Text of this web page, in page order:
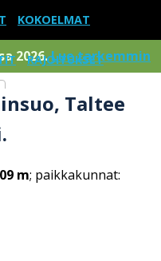
KOKOELMAT
RAJOITUKSET
2026.Lue tarkemmin
Taltee
m; paikkakunnat: